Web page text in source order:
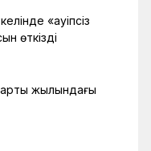
«Қауіпсіз
өткізді
жылындағы